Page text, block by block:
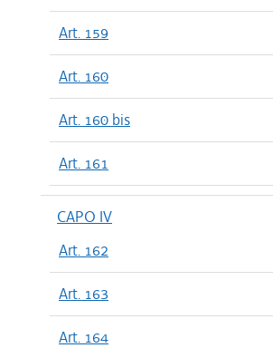
Art. 159
Art. 160
Art. 160 bis
Art. 161
CAPO IV
Art. 162
Art. 163
Art. 164